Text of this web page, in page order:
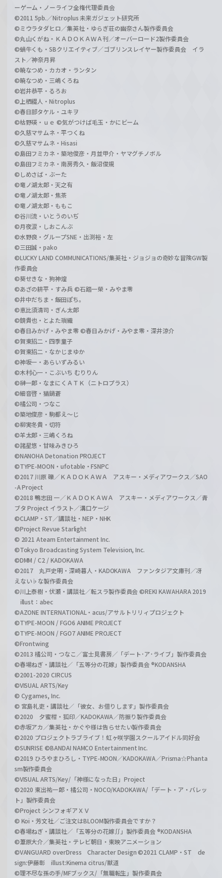
ーゲーム・ノーライフ全権代理委員会
©2011 5pb.／Nitroplus 未来ガジェット研究所
©ミウラタダヒロ／集英社・ゆらぎ荘の幽奈さん製作委員会
©丸山くがね・ＫＡＤＯＫＡＷＡ刊／オーバーロード2製作委員会
©蝸牛くも・SBクリエイティブ／ゴブリンスレイヤー製作委員会 イラ
スト／神奈月昇
©暁なつめ・カカオ・ランタン
©暁なつめ・三嶋くろね
©岩井恭平・るろお
©上栖綴人・Nitroplus
©春日部タケル・ユキヲ
©枯野瑛・ｕｅ ©気がつけば毛玉・かにビーム
©久慈マサムネ・平つくね
©久慈マサムネ・Hisasi
©島田フミカネ・築地俊彦・月並甲介・ヤマグチノボル
©島田フミカネ・南房秀久・飯沼俊規
©しめさば・ぶーた
©竜ノ湖太郎・天之有
©竜ノ湖太郎・焦茶
©竜ノ湖太郎・ももこ
©谷川流・いとうのいぢ
©月夜涙・しおこんぶ
©水野良・グループSNE・出渕裕・左
©三田誠・pako
©LUCKY LAND COMMUNICATIONS/集英社・ジョジョの奇妙な冒険GW製
作委員会
©葵せきな・狗神煌
©あざの耕平・すみ兵 ©石踏一榮・みやま零
©井中だちま・飯田ぽち。
©恵比須清司・ぎん太郎
©鏡貴也・とよた瑣織
©春日みかげ・みやま零 ©春日みかげ・みやま零・深井涼介
©賀東招二・四季童子
©賀東招二・なかじまゆか
©神坂一・あらいずみるい
©木村心一・こぶいち むりりん
©榊一郎・なまにくＡＴＫ（ニトロプラス）
©細音啓・猫鍋蒼
©橘公司・つなこ
©築地俊彦・駒都え～じ
©柳実冬貴・切符
©羊太郎・三嶋くろね
©諸星悠・甘味みきひろ
©NANOHA Detonation PROJECT
©TYPE-MOON・ufotable・FSNPC
©2017 川原 礫／ＫＡＤＯＫＡＷＡ アスキー・メディアワークス／SAO
-A Project
©2018 鴨志田 一／ＫＡＤＯＫＡＷＡ アスキー・メディアワークス／青
ブタ Project イラスト／溝口ケージ
©CLAMP・ST／講談社・NEP・NHK
©Project Revue Starlight
© 2021 Ateam Entertainment Inc.
©Tokyo Broadcasting System Television, Inc.
©DMM / C2 / KADOKAWA
©2017 丸戸史明・深崎暮人・KADOKAWA ファンタジア文庫刊／冴
えない♭な製作委員会
©川上泰樹・伏瀬・講談社／転スラ製作委員会 ©REKI KAWAHARA 2019
illust：abec
©AZONE INTERNATIONAL・acus/アサルトリリィプロジェクト
©TYPE-MOON / FGO6 ANIME PROJECT
©TYPE-MOON / FGO7 ANIME PROJECT
©Frontwing
©2013 橘公司・つなこ／富士見書房／「デート･ア･ライブ」製作委員会
©春場ねぎ・講談社／「五等分の花嫁」製作委員会 ®KODANSHA
©2001-2020 CIRCUS
©VISUAL ARTS/Key
© Cygames, Inc.
© 宮島礼吏・講談社／「彼女、お借りします」製作委員会
©2020 夕蜜柑・狐印／KADOKAWA／防振り製作委員会
©赤坂アカ／集英社・かぐや様は告らせたい製作委員会
©2020 プロジェクトラブライブ！虹ヶ咲学園スクールアイドル同好会
©SUNRISE ©BANDAI NAMCO Entertainment Inc.
©2019 ひろやまひろし・TYPE-MOON／KADOKAWA／Prisma☆Phanta
sm製作委員会
©VISUAL ARTS/Key/「神様になった日」Project
©2020 東出祐一郎・橘公司・NOCO/KADOKAWA/「デート・ア・バレッ
ト」製作委員会
©Project シンフォギアＸＶ
© Koi・芳文社／ご注文はBLOOM製作委員会ですか？
©春場ねぎ・講談社／「五等分の花嫁∬」製作委員会 ®KODANSHA
©葦原大介／集英社・テレビ朝日・東映アニメーション
©VANGUARD overDress Character Design ©2021 CLAMP・ST de
sign:伊藤彰 illust:Kinema citrus/獣道
©理不尽な孫の手/MFブックス/「無職転生」製作委員会